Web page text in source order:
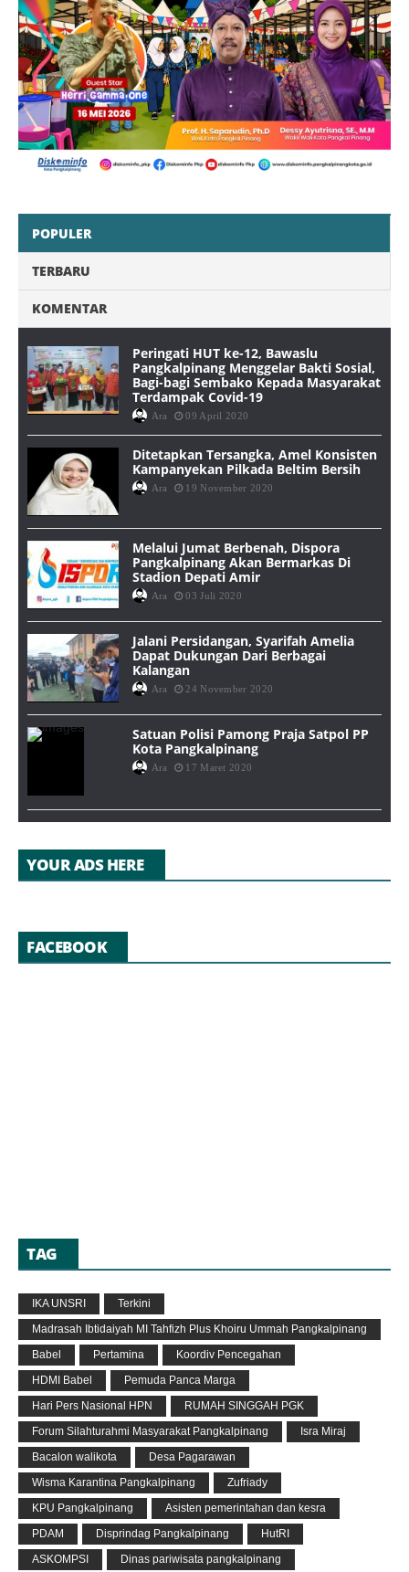
POPULER
TERBARU
KOMENTAR
Peringati HUT ke-12, Bawaslu
Pangkalpinang Menggelar Bakti Sosial,
Bagi-bagi Sembako Kepada Masyarakat
Terdampak Covid-19
Ara 09 April 2020
Ditetapkan Tersangka, Amel Konsisten
Kampanyekan Pilkada Beltim Bersih
Ara 19 November 2020
Melalui Jumat Berbenah, Dispora
Pangkalpinang Akan Bermarkas Di
Stadion Depati Amir
Ara 03 Juli 2020
Jalani Persidangan, Syarifah Amelia
Dapat Dukungan Dari Berbagai
Kalangan
Ara 24 November 2020
Satuan Polisi Pamong Praja Satpol PP
Kota Pangkalpinang
Ara 17 Maret 2020
YOUR ADS HERE
FACEBOOK
TAG
IKA UNSRI
Terkini
Madrasah Ibtidaiyah MI Tahfizh Plus Khoiru Ummah Pangkalpinang
Babel
Pertamina
Koordiv Pencegahan
HDMI Babel
Pemuda Panca Marga
Hari Pers Nasional HPN
RUMAH SINGGAH PGK
Forum Silahturahmi Masyarakat Pangkalpinang
Isra Miraj
Bacalon walikota
Desa Pagarawan
Wisma Karantina Pangkalpinang
Zufriady
KPU Pangkalpinang
Asisten pemerintahan dan kesra
PDAM
Disprindag Pangkalpinang
HutRI
ASKOMPSI
Dinas pariwisata pangkalpinang